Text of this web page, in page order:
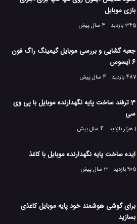
بازی موبایل
345 بازدید
4 سال پیش
جعبه گشایی و بررسی موبایل گیمینگ راگ فون
6 ایسوس
487 بازدید
4 سال پیش
3 ترفند ساخت پایه نگهدارنده موبایل با پی وی
سی
1 هزار بازدید
4 سال پیش
ایده ساخت پایه نگهدارنده موبایل با کاغذ
905 بازدید 3 سال پیش
برای گوشی هوشمند خود پایه موبایل کاغذی
بسازید